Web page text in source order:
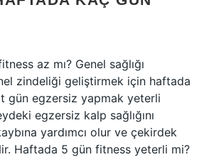
az mı? Genel sağlığı
zindeliği geliştirmek için haftada
gün egzersiz yapmak yeterli
egzersiz kalp sağlığını
yardımcı olur ve çekirdek
Haftada 5 gün fitness yeterli mi?